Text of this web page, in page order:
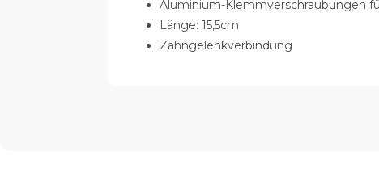
Aluminium-Klemmverschraubungen
Länge: 15,5cm
Zahngelenkverbindung